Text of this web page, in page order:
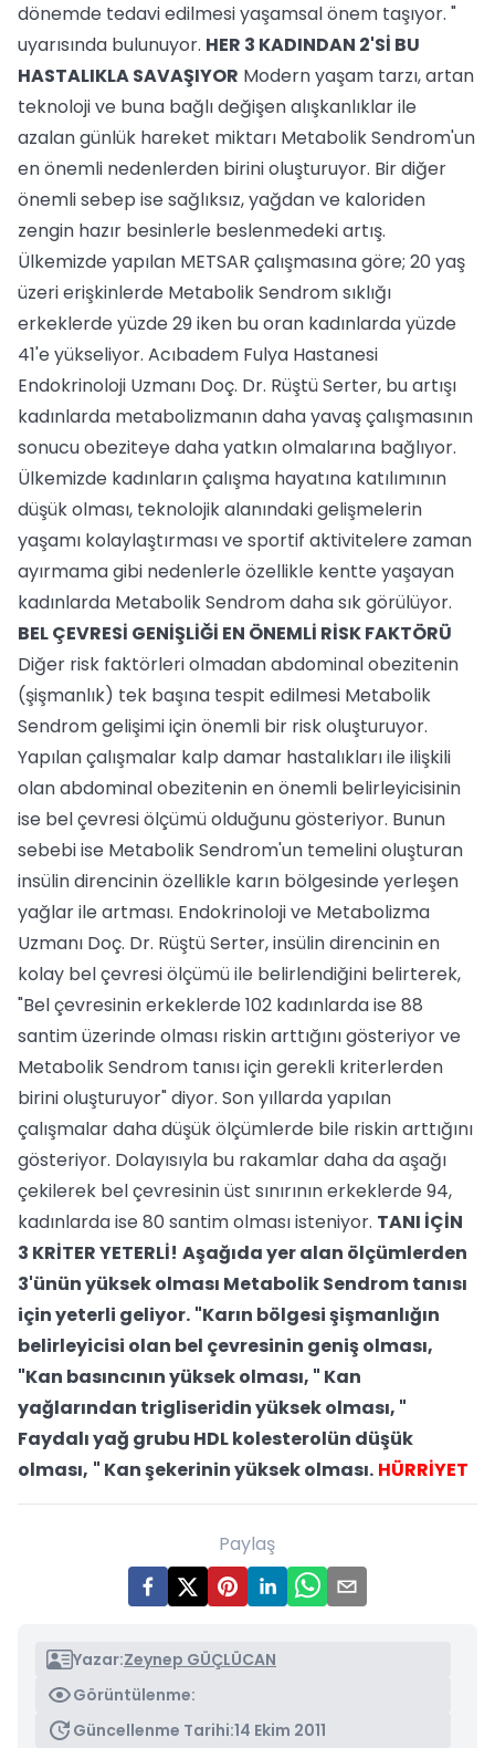
dönemde tedavi edilmesi yaşamsal önem taşıyor. "
uyarısında bulunuyor. HER 3 KADINDAN 2'Sİ BU
HASTALIKLA SAVAŞIYOR Modern yaşam tarzı, artan
teknoloji ve buna bağlı değişen alışkanlıklar ile
azalan günlük hareket miktarı Metabolik Sendrom'un
en önemli nedenlerden birini oluşturuyor. Bir diğer
önemli sebep ise sağlıksız, yağdan ve kaloriden
zengin hazır besinlerle beslenmedeki artış.
Ülkemizde yapılan METSAR çalışmasına göre; 20 yaş
üzeri erişkinlerde Metabolik Sendrom sıklığı
erkeklerde yüzde 29 iken bu oran kadınlarda yüzde
41'e yükseliyor. Acıbadem Fulya Hastanesi
Endokrinoloji Uzmanı Doç. Dr. Rüştü Serter, bu artışı
kadınlarda metabolizmanın daha yavaş çalışmasının
sonucu obeziteye daha yatkın olmalarına bağlıyor.
Ülkemizde kadınların çalışma hayatına katılımının
düşük olması, teknolojik alanındaki gelişmelerin
yaşamı kolaylaştırması ve sportif aktivitelere zaman
ayırmama gibi nedenlerle özellikle kentte yaşayan
kadınlarda Metabolik Sendrom daha sık görülüyor.
BEL ÇEVRESİ GENİŞLİĞİ EN ÖNEMLİ RİSK FAKTÖRÜ
Diğer risk faktörleri olmadan abdominal obezitenin
(şişmanlık) tek başına tespit edilmesi Metabolik
Sendrom gelişimi için önemli bir risk oluşturuyor.
Yapılan çalışmalar kalp damar hastalıkları ile ilişkili
olan abdominal obezitenin en önemli belirleyicisinin
ise bel çevresi ölçümü olduğunu gösteriyor. Bunun
sebebi ise Metabolik Sendrom'un temelini oluşturan
insülin direncinin özellikle karın bölgesinde yerleşen
yağlar ile artması. Endokrinoloji ve Metabolizma
Uzmanı Doç. Dr. Rüştü Serter, insülin direncinin en
kolay bel çevresi ölçümü ile belirlendiğini belirterek,
"Bel çevresinin erkeklerde 102 kadınlarda ise 88
santim üzerinde olması riskin arttığını gösteriyor ve
Metabolik Sendrom tanısı için gerekli kriterlerden
birini oluşturuyor" diyor. Son yıllarda yapılan
çalışmalar daha düşük ölçümlerde bile riskin arttığını
gösteriyor. Dolayısıyla bu rakamlar daha da aşağı
çekilerek bel çevresinin üst sınırının erkeklerde 94,
kadınlarda ise 80 santim olması isteniyor. TANI İÇİN
3 KRİTER YETERLİ! Aşağıda yer alan ölçümlerden
3'ünün yüksek olması Metabolik Sendrom tanısı
için yeterli geliyor. "Karın bölgesi şişmanlığın
belirleyicisi olan bel çevresinin geniş olması,
"Kan basıncının yüksek olması, " Kan
yağlarından trigliseridin yüksek olması, "
Faydalı yağ grubu HDL kolesterolün düşük
olması, " Kan şekerinin yüksek olması. HÜRRİYET
Paylaş
Yazar:Zeynep GÜÇLÜCAN
Görüntülenme:
Güncellenme Tarihi:14 Ekim 2011